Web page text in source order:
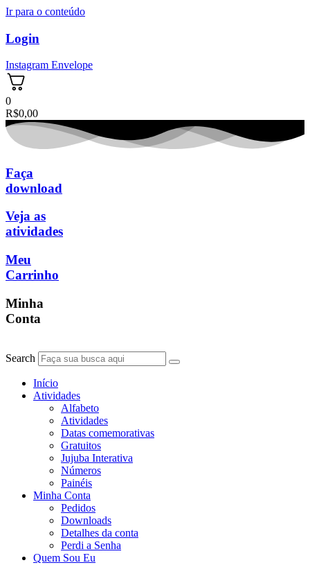
Ir para o conteúdo
Login
Instagram Envelope
0
R$0,00
Faça
download
Veja as
atividades
Meu
Carrinho
Minha
Conta
Search
Início
Atividades
Alfabeto
Atividades
Datas comemorativas
Gratuitos
Jujuba Interativa
Números
Painéis
Minha Conta
Pedidos
Downloads
Detalhes da conta
Perdi a Senha
Quem Sou Eu